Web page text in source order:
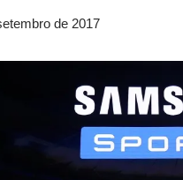
de 2017